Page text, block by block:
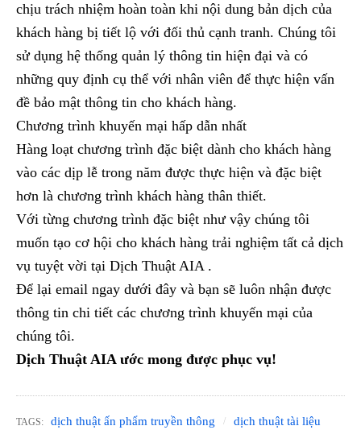
chịu trách nhiệm hoàn toàn khi nội dung bản dịch của
khách hàng bị tiết lộ với đối thủ cạnh tranh. Chúng tôi
sử dụng hệ thống quản lý thông tin hiện đại và có
những quy định cụ thể với nhân viên để thực hiện vấn
đề bảo mật thông tin cho khách hàng.
Chương trình khuyến mại hấp dẫn nhất
Hàng loạt chương trình đặc biệt dành cho khách hàng
vào các dịp lễ trong năm được thực hiện và đặc biệt
hơn là chương trình khách hàng thân thiết.
Với từng chương trình đặc biệt như vậy chúng tôi
muốn tạo cơ hội cho khách hàng trải nghiệm tất cả dịch
vụ tuyệt vời tại Dịch Thuật AIA .
Để lại email ngay dưới đây và bạn sẽ luôn nhận được
thông tin chi tiết các chương trình khuyến mại của
chúng tôi.
Dịch Thuật AIA ước mong được phục vụ!
TAGS: dịch thuật ấn phẩm truyền thông
dịch thuật tài liệu